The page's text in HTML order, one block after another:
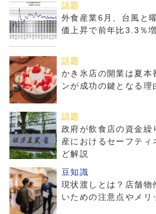
話題
外食産業6月、台風と
価上昇で前年比3.3％増
話題
かき氷店の開業は夏
ンが成功の鍵となる理
話題
政府が飲食店の資金繰
産におけるセーフティ
ど解説
豆知識
現状渡しとは？店舗物
いための注意点やメリ